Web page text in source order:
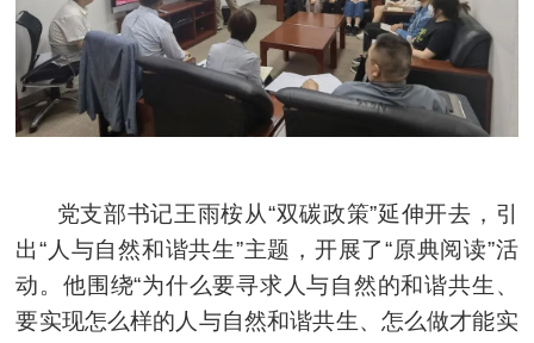
党支部书记王雨桉从“双碳政策”延伸开去，引
出“人与自然和谐共生”主题，开展了“原典阅读”活
动。他围绕“为什么要寻求人与自然的和谐共生、
要实现怎么样的人与自然和谐共生、怎么做才能实